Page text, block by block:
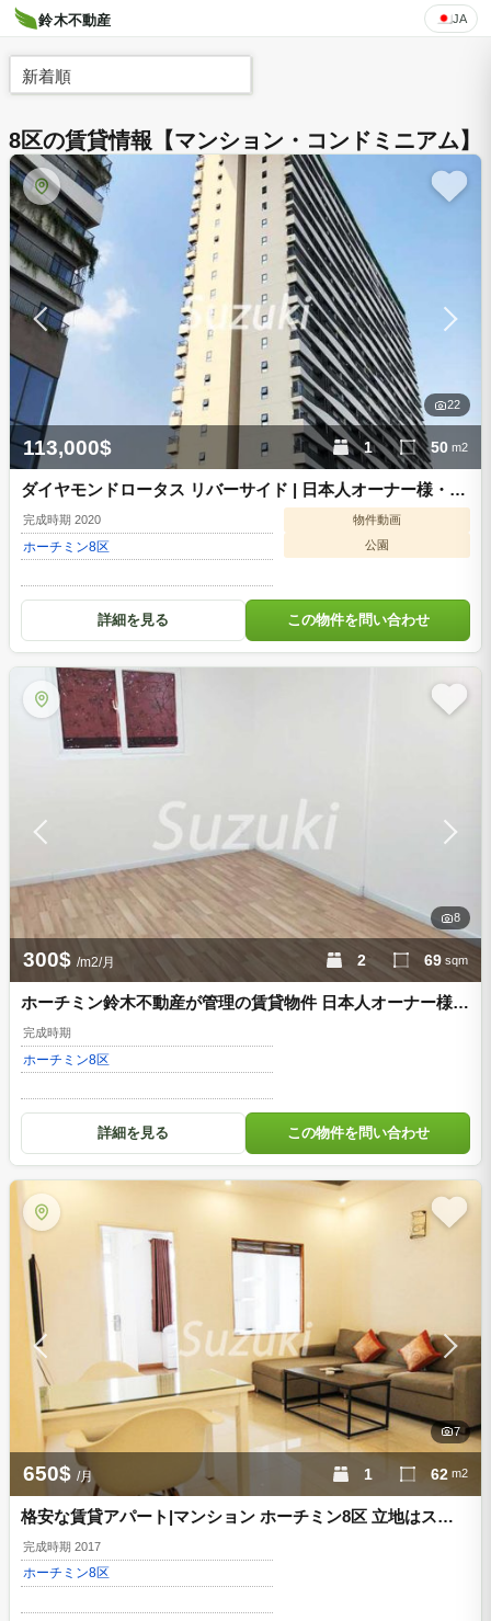
新着順
8区の賃貸情報【マンション・コンドミニアム】
22
ダイヤモンドロータス リバーサイド | 日本人オーナー様・ホ
ーチミン8区のコンドミニアム（購入・転売）、お手頃な価
格【ご成約・売却済】
完成時期 2020
ホーチミン8区
物件動画
公園
1 50 m2
113,000$
詳細を見る この物件を問い合わせ
8
ホーチミン鈴木不動産が管理の賃貸物件 日本人オーナー様
(ホーチミン8区)
完成時期
ホーチミン8区
2 69 sqm
300$ /m2/月
詳細を見る この物件を問い合わせ
7
格安な賃貸アパート|マンション ホーチミン8区 立地はスーパ
ーマーケットの近く d863252
完成時期 2017
ホーチミン8区
1 62 m2
650$ /月
鈴木不動産 JA